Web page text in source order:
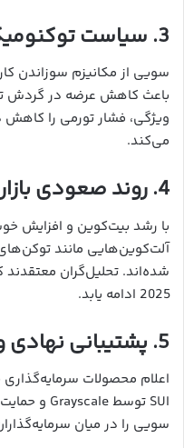
3. سیاست توکنومیک پایدار و آینده نگرانه
سویی از مکانیزم سوزاندن
ویژگی، فشار تورمی را کاهش
می‌کند.
4. روند صعودی بازار
با رشد بیت‌کوین و افزایش
آلت‌کوین‌هایی مانند
شده‌اند. تحلیل‌گران معتقدند
2025 ادامه یابد.
5. پشتیبانی نهادی و سرمایه گذاری نهنگ ها
اعلام محصولات
سویی را در میان